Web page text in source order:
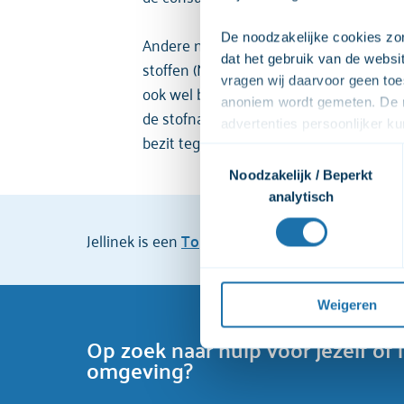
De noodzakelijke cookies
dat het gebruik van de
vragen wij daarvoor geen
anoniem wordt gemeten.
advertenties persoonlijker
zodat we onze
video's. Wij vragen jouw
afspelen. Wij delen deze
bekijken. Wanneer je dat
bekijken. Je kunt je
privacyverklaring
Noodzakelijk / Beperkt
analytisch
Weigeren
Andere namen voor 4-FA zijn onder
stoffen (NPS), dit zijn middelen die
ook wel bekend alsresearch chemicals
de stofnaam en valt het hierdoor niet
bezit tegen te gaan.
Jellinek is eenTopGGZ instelling. Cliënten
Op zoek naar hulp voor jezelf of
omgeving?